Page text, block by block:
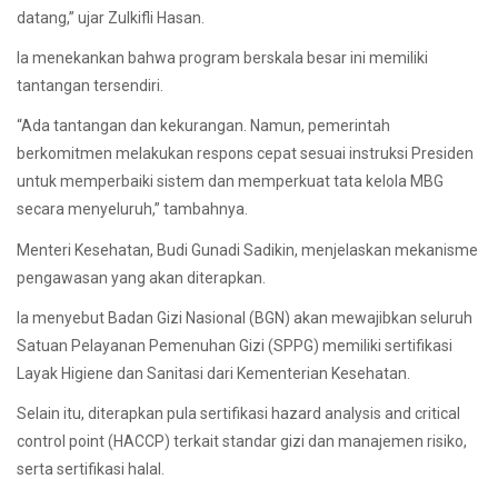
datang,” ujar Zulkifli Hasan.
Ia menekankan bahwa program berskala besar ini memiliki
tantangan tersendiri.
“Ada tantangan dan kekurangan. Namun, pemerintah
berkomitmen melakukan respons cepat sesuai instruksi Presiden
untuk memperbaiki sistem dan memperkuat tata kelola MBG
secara menyeluruh,” tambahnya.
Menteri Kesehatan, Budi Gunadi Sadikin, menjelaskan mekanisme
pengawasan yang akan diterapkan.
Ia menyebut Badan Gizi Nasional (BGN) akan mewajibkan seluruh
Satuan Pelayanan Pemenuhan Gizi (SPPG) memiliki sertifikasi
Layak Higiene dan Sanitasi dari Kementerian Kesehatan.
Selain itu, diterapkan pula sertifikasi hazard analysis and critical
control point (HACCP) terkait standar gizi dan manajemen risiko,
serta sertifikasi halal.